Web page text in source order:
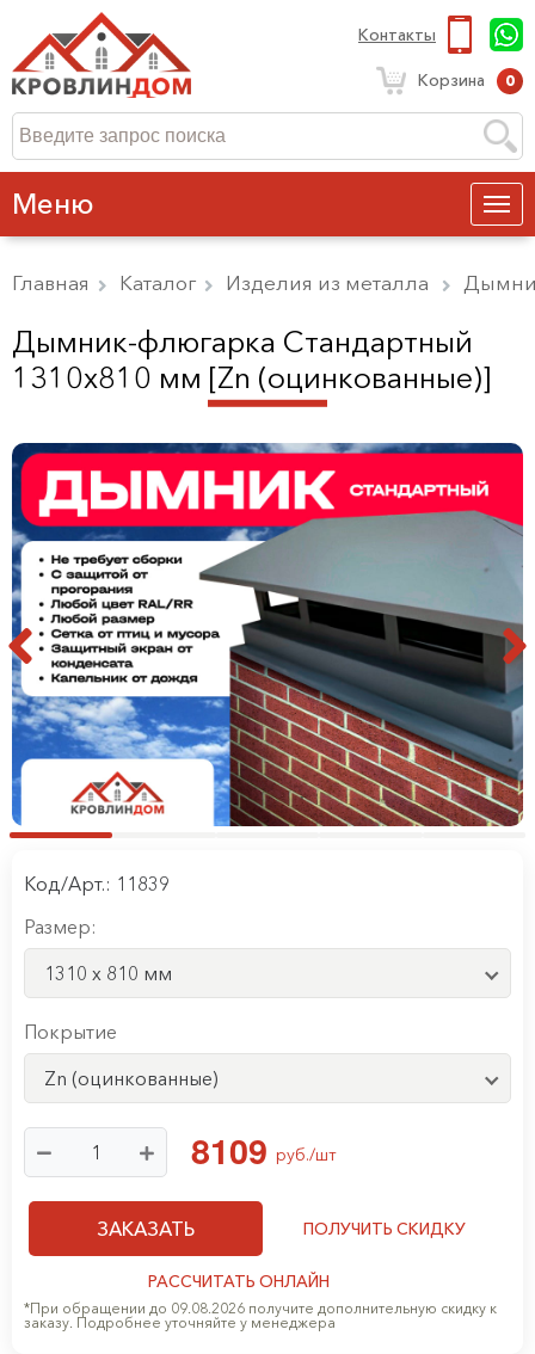
Контакты
Корзина 0
Меню
Главная Каталог Изделия из металла
Дымник-флюгарка Стандартный
1310х810 мм [Zn (оцинкованные)]
Код/Арт.: 11839
Размер:
1310 x 810 мм
Покрытие
Zn (оцинкованные)
8109 руб./шт
ЗАКАЗАТЬ ПОЛУЧИТЬ СКИДКУ
РАССЧИТАТЬ ОНЛАЙН
*При обращении до 09.08.2026 получите дополнительную скидку к
заказу. Подробнее уточняйте у менеджера